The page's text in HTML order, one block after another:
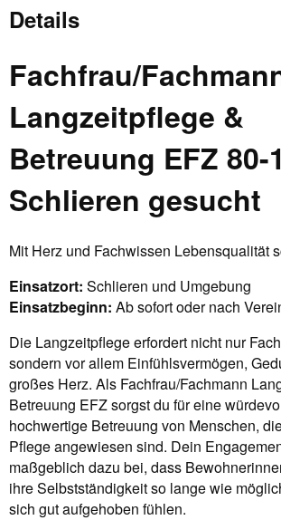
Details
Fachfrau/
Langzeitpflege &
Betreuung EFZ 80-
Schlieren gesucht
Mit Herz und Fachwissen Lebensqualität
Einsatzort: Schlieren und Umgebung
Einsatzbeginn: Ab sofort oder nach
Die Langzeitpflege erfordert nicht nur
sondern vor allem Einfühlsvermögen,
großes Herz. Als Fachfrau/Fachmann
Betreuung EFZ sorgst du für eine
hochwertige Betreuung von Menschen,
Pflege angewiesen sind. Dein
maßgeblich dazu bei, dass
ihre Selbstständigkeit so lange wie
sich gut aufgehoben fühlen.